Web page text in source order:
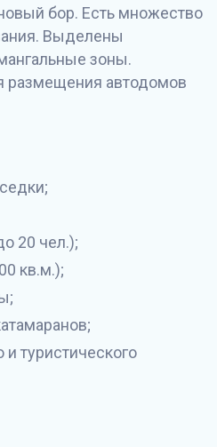
бор. Есть множество
Выделены
зоны.
размещения автодомов
20 чел.);
кв.м.);
туристического